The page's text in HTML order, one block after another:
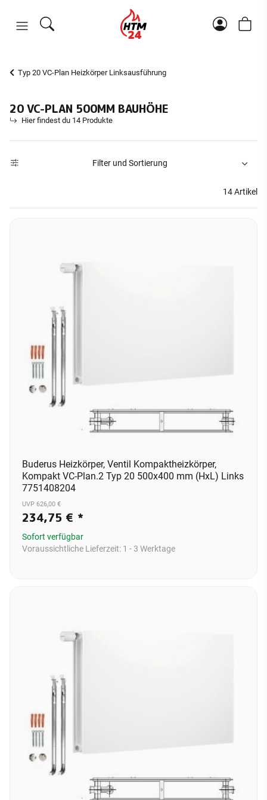
Typ 20 VC-Plan Heizkörper Linksausführung
20 VC-PLAN 500MM BAUHÖHE
Hier findest du 14 Produkte
Filter und Sortierung
14 Artikel
Buderus Heizkörper, Ventil Kompaktheizkörper,
Kompakt VC-Plan.2 Typ 20 500x400 mm (HxL) Links
7751408204
UVP 626,00 €
234,75 € *
Sofort verfügbar
Voraussichtliche Lieferzeit: 1 - 3 Werktage